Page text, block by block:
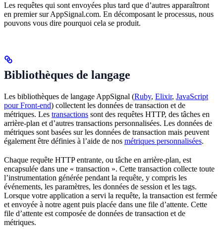
Les requêtes qui sont envoyées plus tard que d’autres apparaîtront
en premier sur AppSignal.com. En décomposant le processus, nous
pouvons vous dire pourquoi cela se produit.
Bibliothèques de langage
Les bibliothèques de langage AppSignal (Ruby, Elixir, JavaScript
pour Front-end) collectent les données de transaction et de
métriques. Les transactions sont des requêtes HTTP, des tâches en
arrière-plan et d’autres transactions personnalisées. Les données de
métriques sont basées sur les données de transaction mais peuvent
également être définies à l’aide de nos métriques personnalisées.
Chaque requête HTTP entrante, ou tâche en arrière-plan, est
encapsulée dans une « transaction ». Cette transaction collecte toute
l’instrumentation générée pendant la requête, y compris les
événements, les paramètres, les données de session et les tags.
Lorsque votre application a servi la requête, la transaction est fermée
et envoyée à notre agent puis placée dans une file d’attente. Cette
file d’attente est composée de données de transaction et de
métriques.